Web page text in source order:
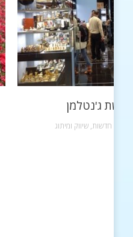
רשת ג'נטלמן
חדשות, שיווק ומיתוג